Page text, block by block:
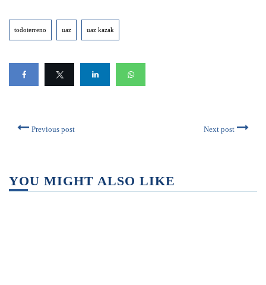
todoterreno uaz uaz kazak
Previous post Next post
YOU MIGHT ALSO LIKE